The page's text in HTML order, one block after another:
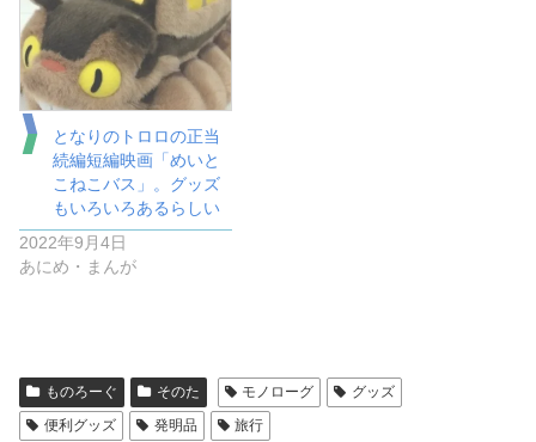
となりのトロロの正当
続編短編映画「めいと
こねこバス」。グッズ
もいろいろあるらしい
2022年9月4日
あにめ・まんが
ものろーぐ そのた モノローグ
グッズ
便利グッズ
発明品 旅行